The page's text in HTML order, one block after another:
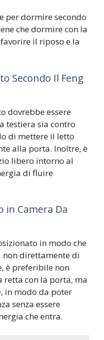
per dormire secondo
che dormire con la
il riposo e la
Secondo Il Feng
dovrebbe essere
testiera sia contro
di mettere il letto
alla porta. Inoltre, è
libero intorno al
di fluire
in Camera Da
in modo che
direttamente di
è preferibile non
retta con la porta, ma
in modo da poter
senza essere
che entra.